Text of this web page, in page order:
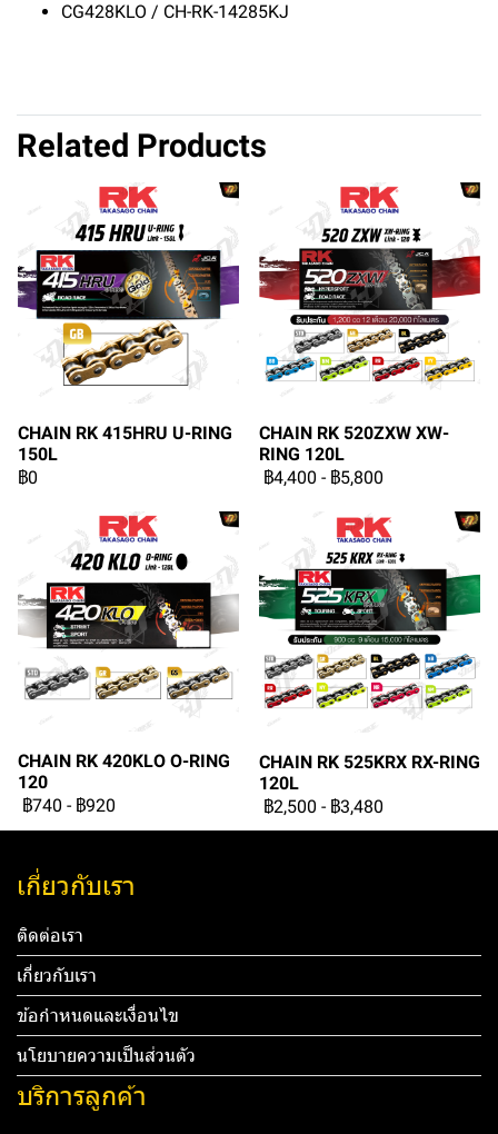
CG428KLO / CH-RK-14285KJ
Related Products
CHAIN RK 415HRU U-RING
150L
฿0
CHAIN RK 520ZXW XW-
RING 120L
฿4,400 - ฿5,800
CHAIN RK 420KLO O-RING
120
฿740 - ฿920
CHAIN RK 525KRX RX-RING
120L
฿2,500 - ฿3,480
เกี่ยวกับเรา
ติดต่อเรา
เกี่ยวกับเรา
ข้อกำหนดและเงื่อนไข
นโยบายความเป็นส่วนตัว
บริการลูกค้า